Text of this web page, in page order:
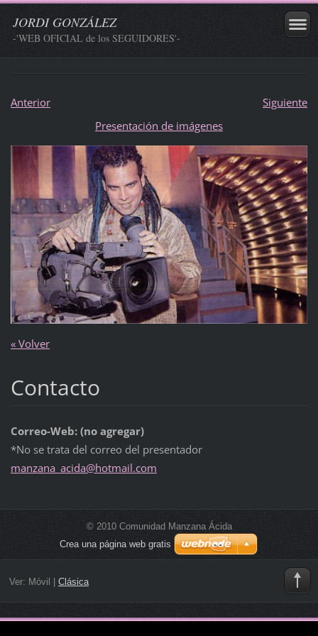
JORDI GONZÁLEZ
-'WEB OFICIAL de los SEGUIDORES'-
Anterior
Siguiente
Presentación de imágenes
« Volver
Contacto
Correo-Web: (no agregar)
*No se trata del correo del presentador
manzana_ acida@hotmail.com
© 2010 Comunidad Manzana Ácida
Crea una página web gratis
Ver: Móvil Clásica